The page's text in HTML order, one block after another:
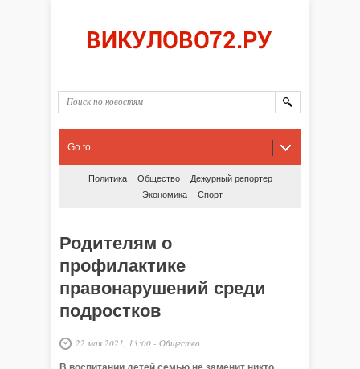
Go to...
Политика Общество
Дежурный репортер
Экономика
Спорт
Родителям о
профилактике
правонарушений среди
подростков
22 мая 2021, 13:00 - Общество